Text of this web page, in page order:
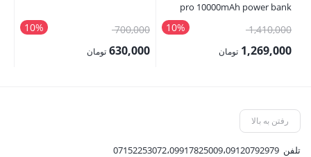
pro 10000mAh power bank
10% 1,410,000قیمت
اصلی:1,269,000 تومان
1,269,000 تومان.
10% 700,000قیمت
اصلی:630,000 تومان
رفتن به بالا
تلفن 07152253072،09917825009،09120792979